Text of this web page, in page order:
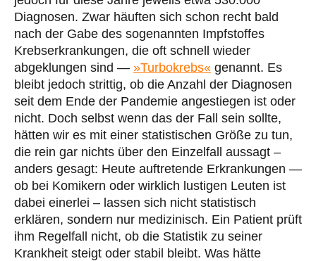
Diagnosen. Zwar häuften sich schon recht bald
nach der Gabe des sogenannten Impfstoffes
Krebserkrankungen, die oft schnell wieder
abgeklungen sind — »Turbokrebs« genannt. Es
bleibt jedoch strittig, ob die Anzahl der Diagnosen
seit dem Ende der Pandemie angestiegen ist oder
nicht. Doch selbst wenn das der Fall sein sollte,
hätten wir es mit einer statistischen Größe zu tun,
die rein gar nichts über den Einzelfall aussagt –
anders gesagt: Heute auftretende Erkrankungen —
ob bei Komikern oder wirklich lustigen Leuten ist
dabei einerlei – lassen sich nicht statistisch
erklären, sondern nur medizinisch. Ein Patient prüft
ihm Regelfall nicht, ob die Statistik zu seiner
Krankheit steigt oder stabil bleibt. Was hätte